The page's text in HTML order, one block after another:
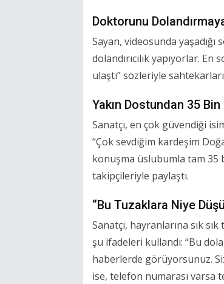
Doktorunu
Sayan, videosunda yaşadığı
dolandırıcılık yapıyorlar.
ulaştı” sözleriyle
Yakın Dostundan 35
Sanatçı, en çok güvendiği
“Çok sevdiğim kardeşim
konuşma üslubumla tam 35
takipçileriyle paylaştı.
“Bu Tuzaklara Niye
Sanatçı, hayranlarına sık
şu ifadeleri kullandı: “Bu
haberlerde görüyorsunuz.
ise, telefon numarası varsa